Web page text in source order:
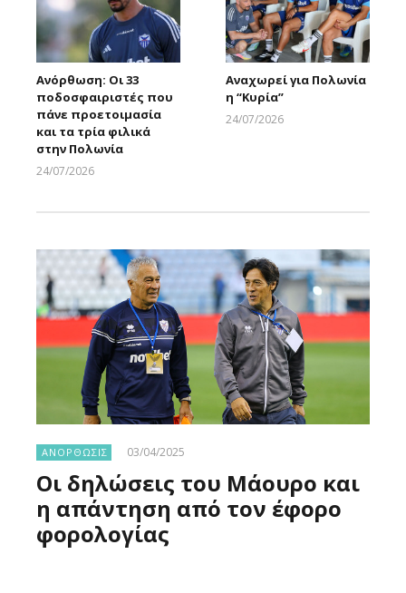
Ανόρθωση: Οι 33
ποδοσφαιριστές που
πάνε προετοιμασία
και τα τρία φιλικά
στην Πολωνία
24/07/2026
Αναχωρεί για Πολωνία
η “Κυρία”
24/07/2026
ΑΝΟΡΘΩΣΙΣ 03/04/2025
Οι δηλώσεις του Μάουρο και
η απάντηση από τον έφορο
φορολογίας